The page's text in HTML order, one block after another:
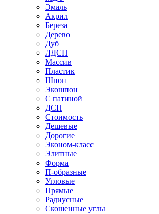
Эмаль
Акрил
Береза
Дерево
Дуб
ЛДСП
Массив
Пластик
Шпон
Экошпон
С патиной
ДСП
Стоимость
Дешевые
Дорогие
Эконом-класс
Элитные
Форма
П-образные
Угловые
Прямые
Радиусные
Скошенные углы